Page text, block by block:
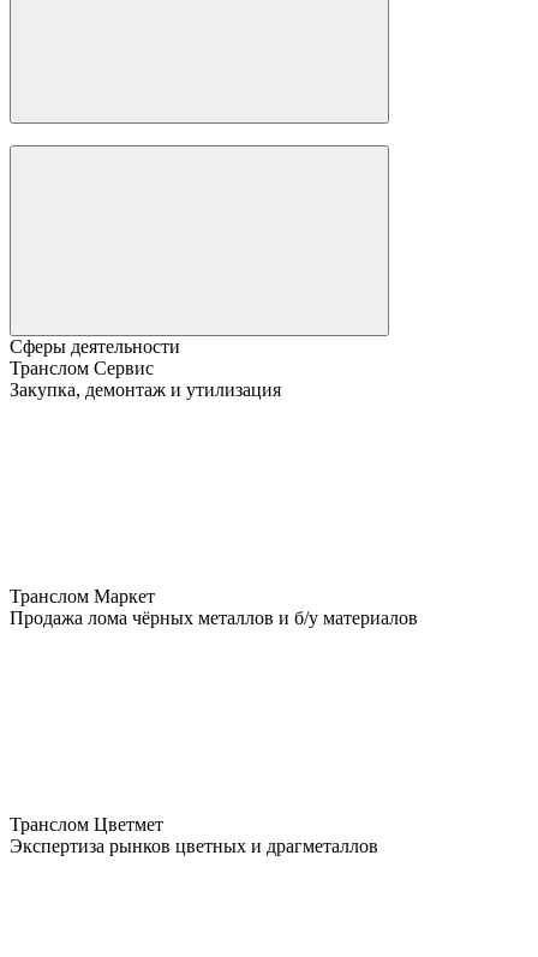
Сферы деятельности
Транслом Сервис
Закупка, демонтаж и утилизация
Транслом Маркет
Продажа лома чёрных металлов и б/у материалов
Транслом Цветмет
Экспертиза рынков цветных и драгметаллов